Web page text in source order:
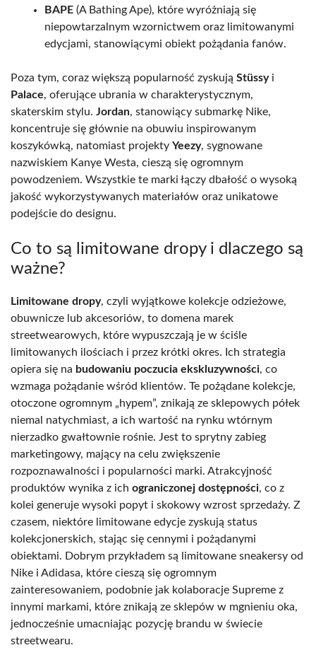
BAPE (A Bathing Ape), które wyróżniają się
niepowtarzalnym wzornictwem oraz limitowanymi
edycjami, stanowiącymi obiekt pożądania fanów.
Poza tym, coraz większą popularność zyskują Stüssyi
Palace, oferujące ubrania w charakterystycznym,
skaterskim stylu. Jordan, stanowiący submarkę Nike,
koncentruje się głównie na obuwiu inspirowanym
koszykówką, natomiast projekty Yeezy, sygnowane
nazwiskiem Kanye Westa, cieszą się ogromnym
powodzeniem. Wszystkie te marki łączy dbałość o wysoką
jakość wykorzystywanych materiałów oraz unikatowe
podejście do designu.
Co to są limitowane dropy i dlaczego są
ważne?
Limitowane dropy, czyli wyjątkowe kolekcje odzieżowe,
obuwnicze lub akcesoriów, to domena marek
streetwearowych, które wypuszczają je w ściśle
limitowanych ilościach i przez krótki okres. Ich strategia
opiera się na budowaniu poczucia ekskluzywności, co
wzmaga pożądanie wśród klientów. Te pożądane kolekcje,
otoczone ogromnym „hypem”, znikają ze sklepowych półek
niemal natychmiast, a ich wartość na rynku wtórnym
nierzadko gwałtownie rośnie. Jest to sprytny zabieg
marketingowy, mający na celu zwiększenie
rozpoznawalności i popularności marki. Atrakcyjność
produktów wynika z ich ograniczonej dostępności, co z
kolei generuje wysoki popyt i skokowy wzrost sprzedaży. Z
czasem, niektóre limitowane edycje zyskują status
kolekcjonerskich, stając się cennymi i pożądanymi
obiektami. Dobrym przykładem są limitowane sneakersy od
Nike i Adidasa, które cieszą się ogromnym
zainteresowaniem, podobnie jak kolaboracje Supreme z
innymi markami, które znikają ze sklepów w mgnieniu oka,
jednocześnie umacniając pozycję brandu w świecie
streetwearu.